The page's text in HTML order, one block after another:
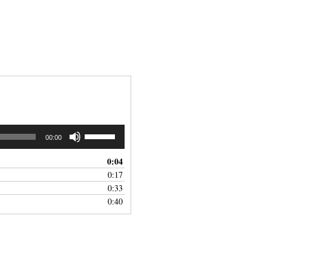
00:00
um
die
Lautstärke
0:04
0:17
0:33
0:40